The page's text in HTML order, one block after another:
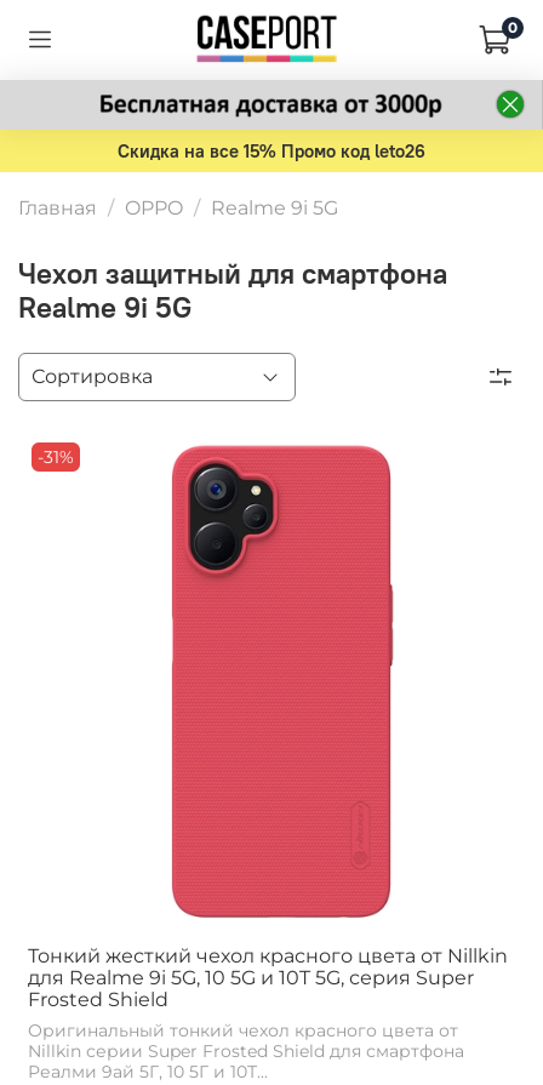
0
Скидка на все 15% Промо код leto26
Главная OPPO Realme 9i 5G
Чехол защитный для смартфона
Realme 9i 5G
-31%
Тонкий жесткий чехол красного цвета от Nillkin
для Realme 9i 5G, 10 5G и 10T 5G, серия Super
Frosted Shield
Оригинальный тонкий чехол красного цвета от
Nillkin серии Super Frosted Shield для смартфона
Реалми 9ай 5Г, 10 5Г и 10Т...